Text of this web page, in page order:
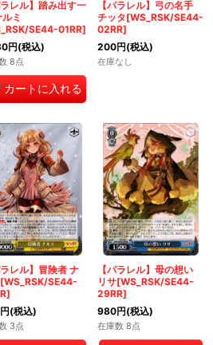
ラレル】踏み出す一
ミ
SE44-01RR]
円(税込)
8点
カートに入れる
【パラレル】弓の名手
チッタ[WS_RSK/SE44-
02RR]
200円(税込)
在庫なし
ラレル】冒険者 ナ
SE44-
円(税込)
3点
【パラレル】母の想い
リサ[WS_RSK/SE44-
29RR]
980円(税込)
在庫数 8点